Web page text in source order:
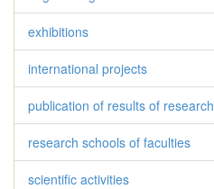
exhibitions
international projects
publication of results of research
research schools of faculties
scientific activities